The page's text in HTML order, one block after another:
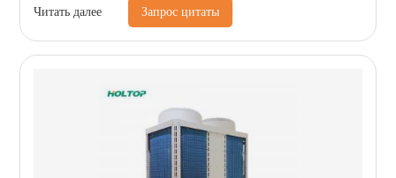
Читать далее Запрос цитаты